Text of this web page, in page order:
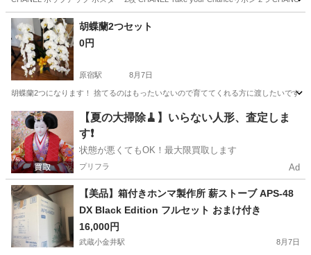
東京 杉並区 高円寺駅 その他
胡蝶蘭2つセット
0円
原宿駅 8月7日
胡蝶蘭2つになります！ 捨てるのはもったいないので育ててくれる方に渡したいです！
東京 渋谷区 原宿駅 その他
【夏の大掃除🧹】いらない人形、査定しま
す❗️
状態が悪くてもOK！最大限買取します
プリフラ Ad
【美品】箱付きホンマ製作所 薪ストーブ APS-48
DX Black Edition フルセット おまけ付き
16,000円
武蔵小金井駅 8月7日